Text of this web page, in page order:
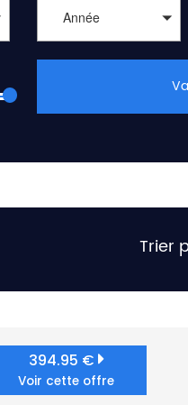
Année
Trier
394.95 €
Voir cette offre